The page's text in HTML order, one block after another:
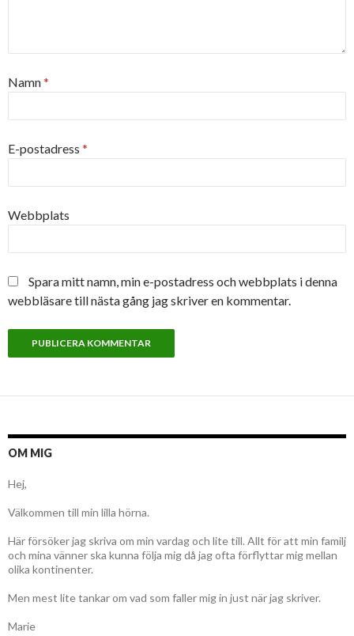
Namn*
E-postadress *
Webbplats
Spara mitt namn, min e-postadress och webbplats i denna
webbläsare till nästa gång jag skriver en kommentar.
OM MIG
Hej,
Välkommen till min lilla hörna.
Här försöker jag skriva om min vardag och lite till. Allt för att min familj
och mina vänner ska kunna följa mig då jag ofta förflyttar mig mellan
olika kontinenter.
Men mest lite tankar om vad som faller mig in just när jag skriver.
Marie